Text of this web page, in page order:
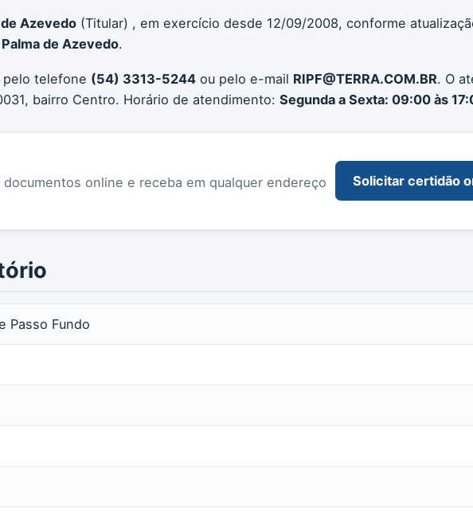
Azevedo (Titular) , em exercício desde 12/09/2008, conforme
de Azevedo.
pelo telefone (54) 3313-5244 ou pelo e-mail RIPF@TERRA.COM.BR. O
bairro Centro. Horário de atendimento: Segunda a Sexta: 09:00 às
online e receba em qualquer endereço
Solicitar certidão
Passo Fundo